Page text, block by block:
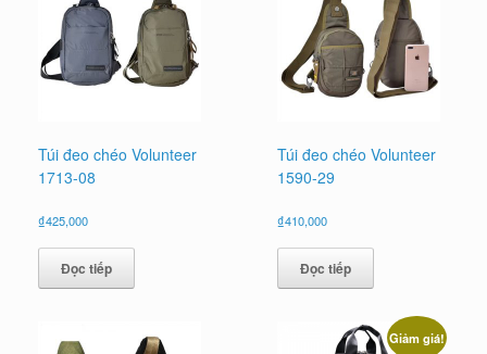
Túi đeo chéo Volunteer
1713-08
₫425,000
Đọc tiếp
Túi đeo chéo Volunteer
1590-29
₫410,000
Đọc tiếp
Giảm giá!